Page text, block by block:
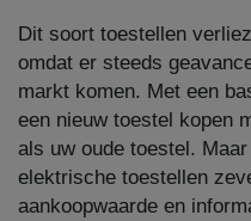
Dit soort toestellen
omdat er steeds
markt komen. Met een
een nieuw toestel kopen
als uw oude toestel.
elektrische toestellen
aankoopwaarde en